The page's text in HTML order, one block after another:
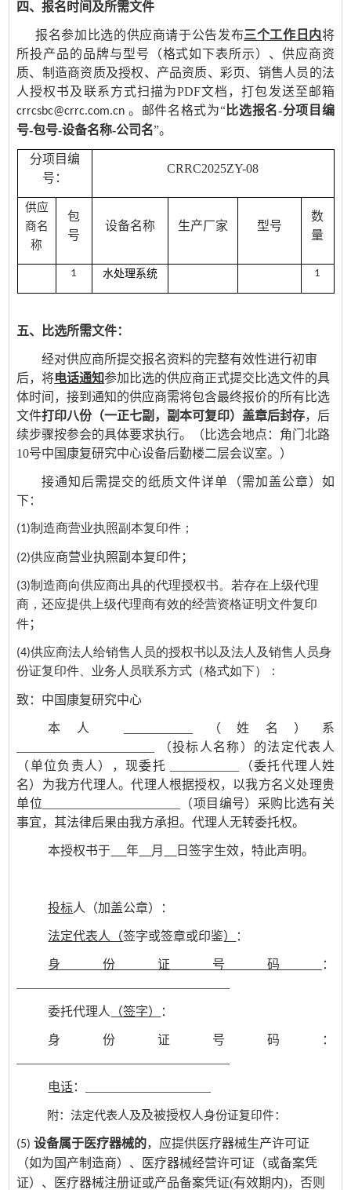
四、报名时间及所需文件
报名参加比选的供应商请于公告发布三个工作日内将
所投产品的品牌与型号（格式如下表所示）、供应商资
质、制造商资质及授权、产品资质、彩页、销售人员的法
人授权书及联系方式扫描为PDF文档，打包发送至邮箱
crrcsbc@crrc.com.cn 。邮件名格式为“比选报名-分项目编
号-包号-设备名称-公司名”。
分项目编
号：
CRRC2025ZY-08
供应
商名
称
包
号
设备名称 生产厂家 型号
数
量
1 水处理系统 1
五、比选所需文件：
经对供应商所提交报名资料的完整有效性进行初审
后，将电话通知参加比选的供应商正式提交比选文件的具
体时间，接到通知的供应商需将包含最终报价的所有比选
文件打印八份（一正七副，副本可复印）盖章后封存，后
续步骤按参会的具体要求执行。（比选会地点：角门北路
10号中国康复研究中心设备后勤楼二层会议室。 ）
接通知后需提交的纸质文件详单（需加盖公章）如
下：
(1)制造商营业执照副本复印件；
(2)供应商营业执照副本复印件；
(3)制造商向供应商出具的代理授权书。若存在上级代理
商，还应提供上级代理商有效的经营资格证明文件复印
件；
(4)供应商法人给销售人员的授权书以及法人及销售人员身
份证复印件、业务人员联系方式（格式如下）：
致：中国康复研究中心
本人
（姓名）系
（投标人名称）的法定代表人
（单位负责人），现委托
（委托代理人姓
名）为我方代理人。代理人根据授权，以我方名义处理贵
单位
（项目编号）采购比选有关
事宜，其法律后果由我方承担。代理人无转委托权。
本授权书于 年 月 日签字生效，特此声明。
投标人（加盖公章）：
法定代表人（签字或签章或印鉴） ：
身份证号码
：
委托代理人 （签字） ：
身份证号码：
电话：____________________
附：法定代表人及及被授权人身份证复印件：
(5)设备属于医疗器械的，应提供医疗器械生产许可证
（如为国产制造商）、医疗器械经营许可证（或备案凭
证）、医疗器械注册证或产品备案凭证(有效期内)，否则